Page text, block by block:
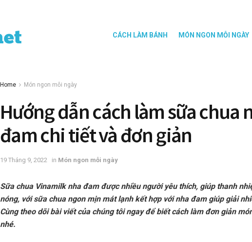
CÁCH LÀM BÁNH MÓN NGON MỖI NGÀY
Home Món ngon mỗi ngày
Hướng dẫn cách làm sữa chua
đam chi tiết và đơn giản
19 Tháng 9, 2022 in Món ngon mỗi ngày
Sữa chua Vinamilk nha đam được nhiều người yêu thích, giúp thanh
nóng, với sữa chua ngon mịn mát lạnh kết hợp với nha đam giúp giải
Cùng theo dõi bài viết của chúng tôi ngay để biết cách làm đơn giản
nhé.